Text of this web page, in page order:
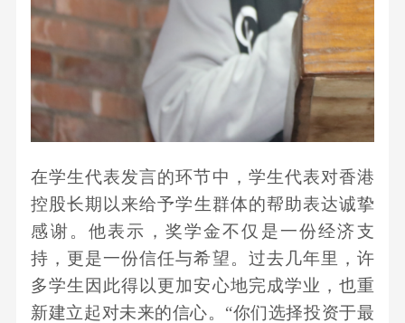
在学生代表发言的环节中，学生代表对香港
控股长期以来给予学生群体的帮助表达诚挚
感谢。他表示，奖学金不仅是一份经济支
持，更是一份信任与希望。过去几年里，许
多学生因此得以更加安心地完成学业，也重
新建立起对未来的信心。 “你们选择投资于最